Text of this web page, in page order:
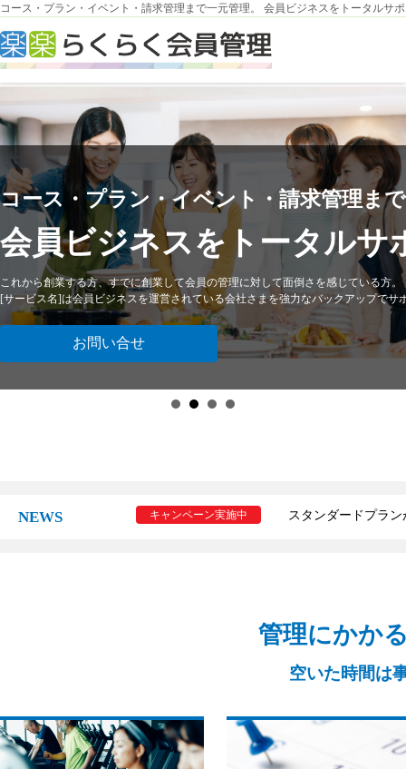
コース・プラン・イベント・請求管理まで一元管理。 会員ビジネスをトータルサ
コース・プラン・イベント・請求管理まで
会員ビジネスをトータルサ
これから創業する方、すでに創業して会員の管理に対して面倒さを感じている方。
[サービス名]は会員ビジネスを運営されている会社さまを強力なバックアップでサ
お問い合せ
NEWS キャンペーン実施中 スタンダードプラ
管理にかか
空いた時間は